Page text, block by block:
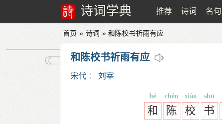
诗词学典 推荐 诗词 名句
首页 » 诗词 » 和陈校书祈雨有应
和陈校书祈雨有应
宋代 ： 刘宰
和
hé
陈
chén
校
xiào
书
shū